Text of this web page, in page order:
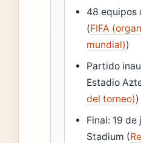
48 equipos
(FIFA
mundial))
Partido
Estadio
del torneo))
Final: 19
Stadium (